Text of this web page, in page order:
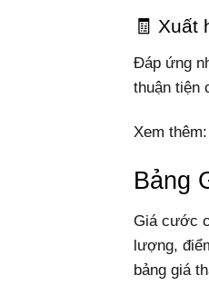
🧾 Xuất
Đáp ứng
thuận tiện
Xem thêm:
Bảng
Giá cước
lượng,
bảng giá